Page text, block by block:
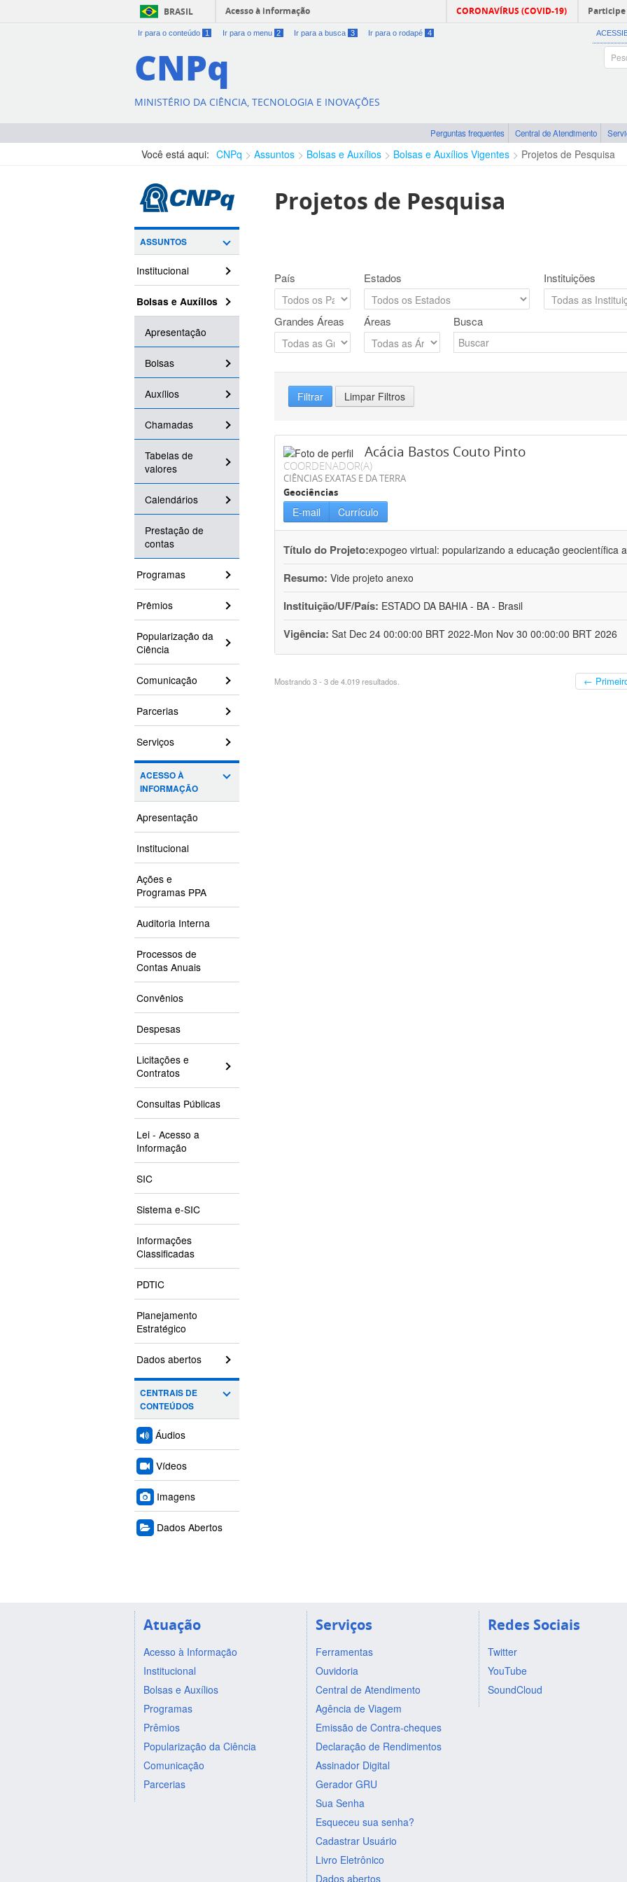
BRASIL Acesso à informação CORONAVÍRUS (COVID-19) Participe
Ir para o conteúdo 1 Ir para o menu 2 Ir para a busca 3 Ir para o rodapé 4
CNPq
MINISTÉRIO DA CIÊNCIA, TECNOLOGIA E INOVAÇÕES
Perguntas frequentes Central de Atendimento
Você está aqui: CNPq Assuntos Bolsas e Auxílios Bolsas e Auxílios Vigentes Projetos de Pesquisa
ASSUNTOS
Institucional
Bolsas e Auxílios
Apresentação
Bolsas
Auxílios
Chamadas
Tabelas de
valores
Calendários
Prestação de
contas
Programas
Prêmios
Popularização da
Ciência
Comunicação
Parcerias
Serviços
ACESSO À
INFORMAÇÃO
Apresentação
Institucional
Ações e
Programas PPA
Auditoria Interna
Processos de
Contas Anuais
Convênios
Despesas
Licitações e
Contratos
Consultas Públicas
Lei - Acesso a
Informação
SIC
Sistema e-SIC
Informações
Classificadas
PDTIC
Planejamento
Estratégico
Dados abertos
CENTRAIS DE
CONTEÚDOS
Áudios
Vídeos
Imagens
Dados Abertos
Projetos de Pesquisa
País Estados Instituições
Grandes Áreas Áreas Busca
Filtrar Limpar Filtros
Acácia Bastos Couto Pinto
COORDENADOR(A)
CIÊNCIAS EXATAS E DA TERRA
Geociências
E-mail Currículo
Título do Projeto:expogeo virtual: popularizando a educação geocientífica
Resumo: Vide projeto anexo
Instituição/UF/País: ESTADO DA BAHIA - BA - Brasil
Vigência: Sat Dec 24 00:00:00 BRT 2022-Mon Nov 30 00:00:00 BRT 2026
Mostrando 3 - 3 de 4.019 resultados. ←
Atuação
Acesso à Informação
Institucional
Bolsas e Auxílios
Programas
Prêmios
Popularização da Ciência
Comunicação
Parcerias
Serviços
Ferramentas
Ouvidoria
Central de Atendimento
Agência de Viagem
Emissão de Contra-cheques
Declaração de Rendimentos
Assinador Digital
Gerador GRU
Sua Senha
Esqueceu sua senha?
Cadastrar Usuário
Livro Eletrônico
Dados abertos
Redes Sociais
Twitter
YouTube
SoundCloud